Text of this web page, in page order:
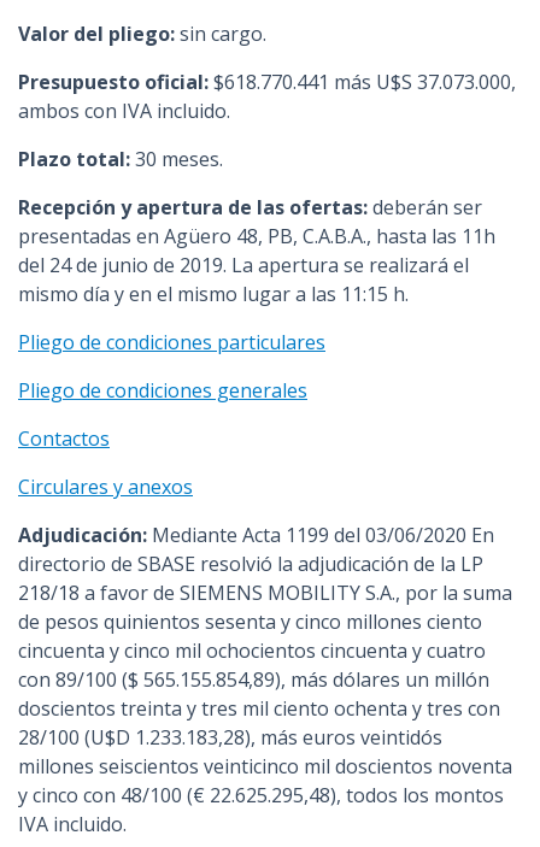
Valor del pliego:sin cargo.
Presupuesto oficial:$618.770.441 más U$S 37.073.000,
ambos con IVA incluido.
Plazo total:30 meses.
Recepción y apertura de las ofertas:deberán ser
presentadas en Agüero 48, PB, C.A.B.A., hasta las 11h
del 24 de junio de 2019. La apertura se realizará el
mismo día y en el mismo lugar a las 11:15 h.
Pliego de condiciones particulares
Pliego de condiciones generales
Contactos
Circulares y anexos
Adjudicación: Mediante Acta 1199 del 03/06/2020 En
directorio de SBASE resolvió la adjudicación de la LP
218/18 a favor de SIEMENS MOBILITY S.A., por la suma
de pesos quinientos sesenta y cinco millones ciento
cincuenta y cinco mil ochocientos cincuenta y cuatro
con 89/100 ($ 565.155.854,89), más dólares un millón
doscientos treinta y tres mil ciento ochenta y tres con
28/100 (U$D 1.233.183,28), más euros veintidós
millones seiscientos veinticinco mil doscientos noventa
y cinco con 48/100 (€ 22.625.295,48), todos los montos
IVA incluido.